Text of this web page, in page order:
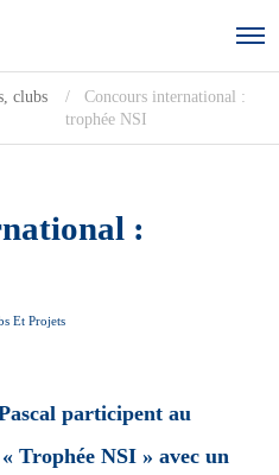
clubs
Concours international :
trophée NSI
:
Et Projets
participent au
Trophée NSI » avec un